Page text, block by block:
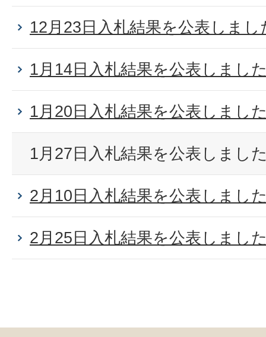
12月23日入札結果を公表しまし
1月14日入札結果を公表しまし
1月20日入札結果を公表しまし
1月27日入札結果を公表しまし
2月10日入札結果を公表しまし
2月25日入札結果を公表しまし